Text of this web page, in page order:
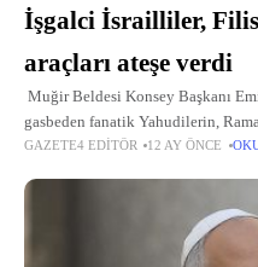
İşgalci İsrailliler,
araçları ateşe verdi
Muğir Beldesi Konsey Başkanı
gasbeden fanatik Yahudilerin,
beldesine sızarak, zeytin
GAZETE4 EDITÖR 12 AY ÖNCE